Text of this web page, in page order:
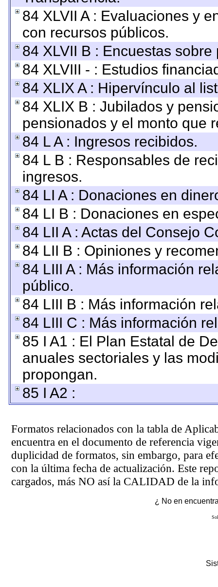
84 XLVII A : Evaluaciones y
con recursos públicos.
84 XLVII B : Encuestas sobre
84 XLVIII - : Estudios
84 XLIX A : Hipervínculo al
84 XLIX B : Jubilados y
pensionados y el monto que
84 L A : Ingresos recibidos.
84 L B : Responsables de
ingresos.
84 LI A : Donaciones en
84 LI B : Donaciones en
84 LII A : Actas del Consejo
84 LII B : Opiniones y
84 LIII A : Más información
público.
84 LIII B : Más información
84 LIII C : Más información
85 I A1 : El Plan Estatal de
anuales sectoriales y las
propongan.
85 I A2 :
Formatos relacionados con la tabla de
encuentra en el documento de referencia
duplicidad de formatos, sin embargo, para
con la última fecha de actualización. Este
cargados, más NO así la CALIDAD de la
¿ No en